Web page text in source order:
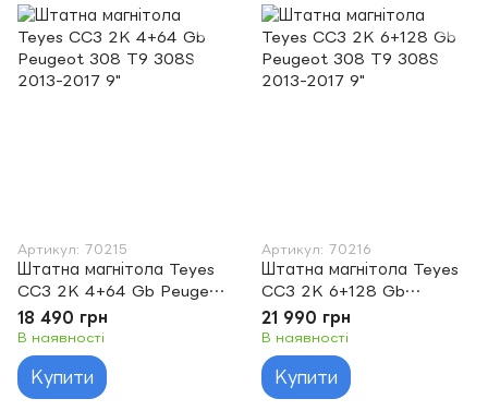
Артикул: 70215
Штатна магнітола Teyes
CC3 2K 4+64 Gb Peugeot
308 T9 308S 2013-2017
9"
18 490 грн
В наявності
Купити
Артикул: 70216
Штатна магнітола Teyes
CC3 2K 6+128 Gb
Peugeot 308 T9 308S
2013-2017 9"
21 990 грн
В наявності
Купити